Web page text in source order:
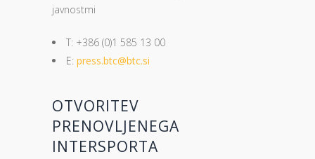
javnostmi
T: +386 (0)1 585 13 00
E: press.btc@btc.si
OTVORITEV
PRENOVLJENEGA
INTERSPORTA